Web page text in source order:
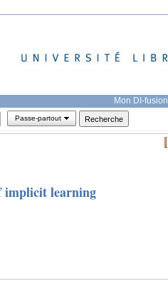
Mon DI-fusion
Passe-partout
implicit learning